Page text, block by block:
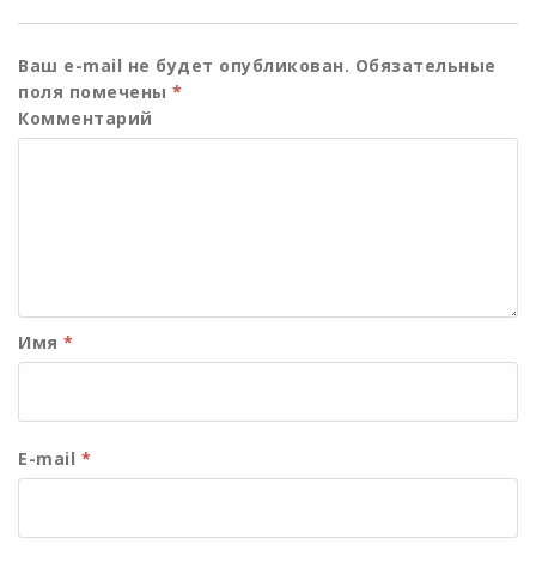
Ваш e-mail не будет опубликован. Обязательные
поля помечены *
Комментарий
Имя *
E-mail *